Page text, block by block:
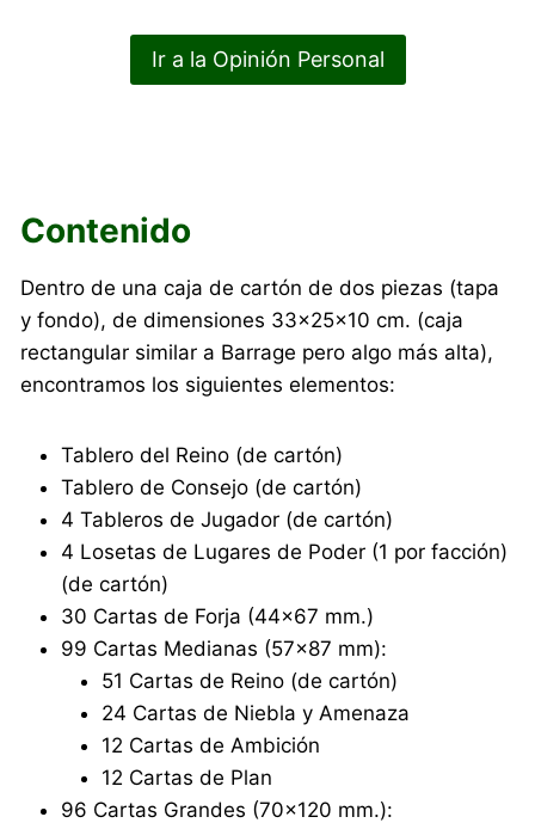
Ir a la Opinión Personal
Contenido
Dentro de una caja de cartón de dos piezas (tapa
y fondo), de dimensiones 33×25×10 cm. (caja
rectangular similar a Barrage pero algo más alta),
encontramos los siguientes elementos:
Tablero del Reino (de cartón)
Tablero de Consejo (de cartón)
4 Tableros de Jugador (de cartón)
4 Losetas de Lugares de Poder (1 por facción)
(de cartón)
30 Cartas de Forja (44×67 mm.)
99 Cartas Medianas (57×87 mm):
51 Cartas de Reino (de cartón)
24 Cartas de Niebla y Amenaza
12 Cartas de Ambición
12 Cartas de Plan
96 Cartas Grandes (70×120 mm.):